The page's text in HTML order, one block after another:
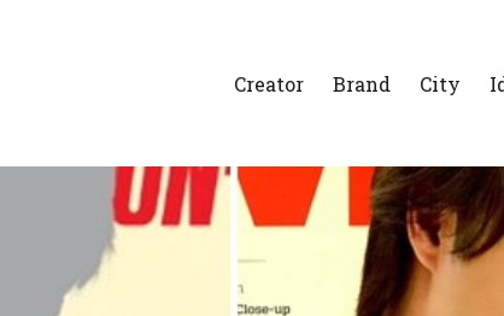
Creator Brand City